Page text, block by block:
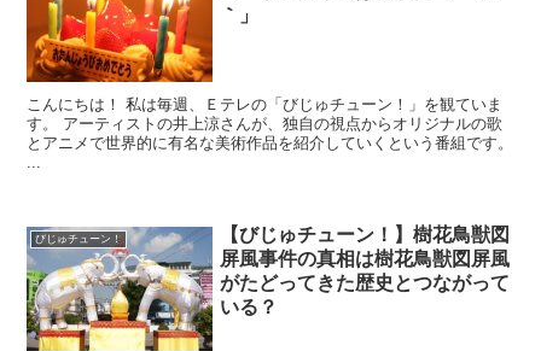
｀」
こんにちは！ 私は毎週、Ｅテレの「びじゅチューン！」を観ていま
す。 アーティストの井上涼さんが、独自の視点からオリジナルの歌
とアニメで世界的に有名な美術作品を紹介していくという番組です。
...
びじゅチューン！
【びじゅチューン！】樹花鳥獣図
屏風事件の真相は樹花鳥獣図屏風
がたどってきた歴史とつながって
いる？